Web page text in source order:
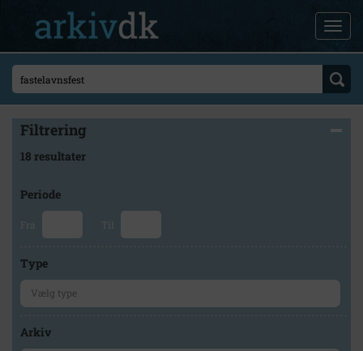
Filtrering
18 resultater
Periode
Fra Til
Type
Arkiv